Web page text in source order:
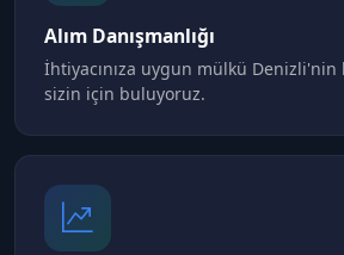
Alım Danışmanlığı
İhtiyacınıza uygun mülkü
sizin için buluyoruz.